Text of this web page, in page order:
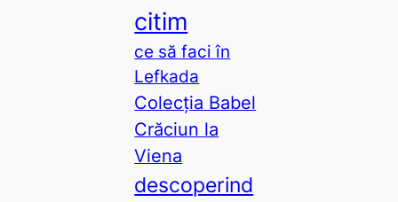
citim
ce să faci în
Lefkada
Colecția Babel
Crăciun la
Viena
descoperind